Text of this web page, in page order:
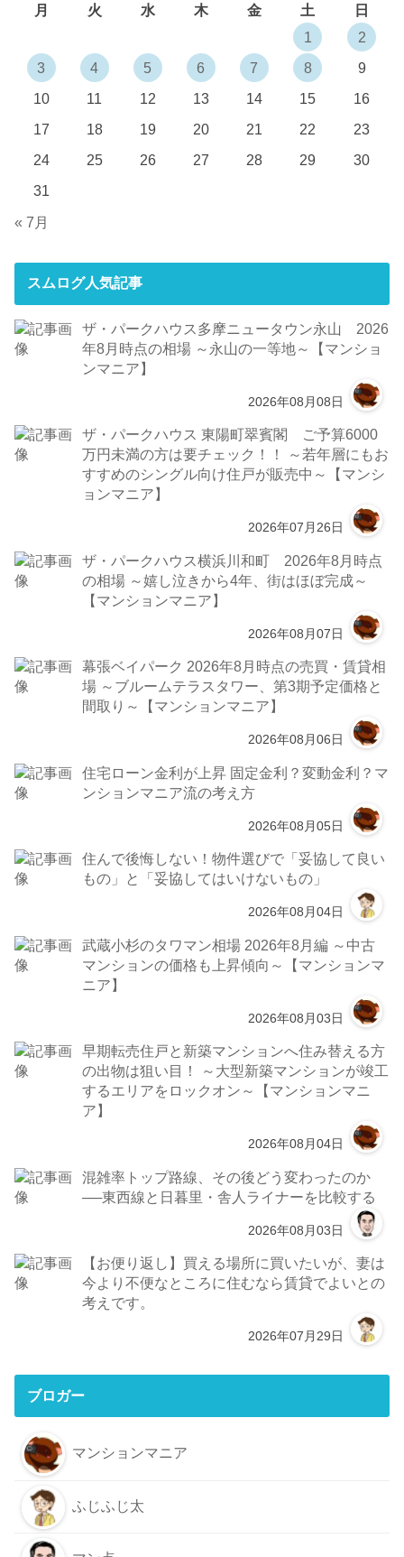
月
火 水 木 金 土
日
1
2
3
4 5 6 7 8
9
10
11 12 13 14 15
16
17
18 19 20 21 22
23
24
25 26 27 28 29
30
31
« 7月
スムログ人気記事
ザ・パークハウス多摩ニュータウン永山 2026
年8月時点の相場 ～永山の一等地～【マンショ
ンマニア】
2026年08月08日
ザ・パークハウス 東陽町翠賓閣 ご予算6000
万円未満の方は要チェック！！ ～若年層にもお
すすめのシングル向け住戸が販売中～【マンシ
ョンマニア】
2026年07月26日
ザ・パークハウス横浜川和町 2026年8月時点
の相場 ～嬉し泣きから4年、街はほぼ完成～
【マンションマニア】
2026年08月07日
幕張ベイパーク 2026年8月時点の売買・賃貸相
場 ～ブルームテラスタワー、第3期予定価格と
間取り～【マンションマニア】
2026年08月06日
住宅ローン金利が上昇 固定金利？変動金利？マ
ンションマニア流の考え方
2026年08月05日
住んで後悔しない！物件選びで「妥協して良い
もの」と「妥協してはいけないもの」
2026年08月04日
武蔵小杉のタワマン相場 2026年8月編 ～中古
マンションの価格も上昇傾向～【マンションマ
ニア】
2026年08月03日
早期転売住戸と新築マンションへ住み替える方
の出物は狙い目！ ～大型新築マンションが竣工
するエリアをロックオン～【マンションマニ
ア】
2026年08月04日
混雑率トップ路線、その後どう変わったのか
──東西線と日暮里・舎人ライナーを比較する
2026年08月03日
【お便り返し】買える場所に買いたいが、妻は
今より不便なところに住むなら賃貸でよいとの
考えです。
2026年07月29日
ブロガー
マンションマニア
ふじふじ太